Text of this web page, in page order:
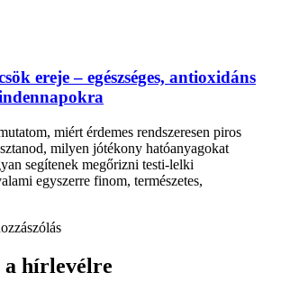
ereje – egészséges, antioxidáns
miért érdemes rendszeresen piros
milyen jótékony hatóanyagokat
segítenek megőrizni testi-lelki
egyszerre finom, természetes,
a hírlevélre